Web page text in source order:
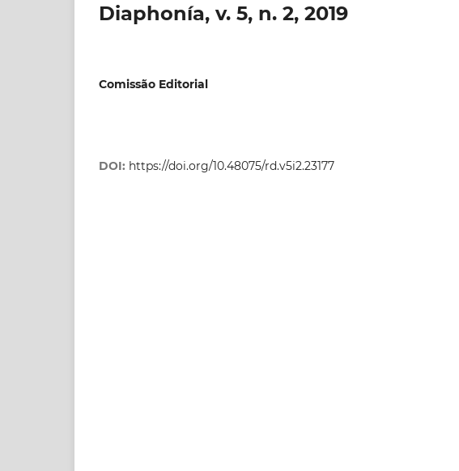
Diaphonía, v. 5, n. 2, 2019
Comissão Editorial
DOI: https://doi.org/10.48075/rd.v5i2.23177